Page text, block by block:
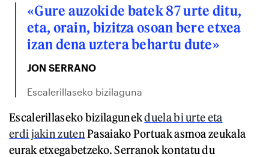
«Gure auzokide batek 87 urte ditu,
eta, orain, bizitza osoan bere etxea
izan dena uztera behartu dute»
JON SERRANO
Escalerillaseko bizilaguna
Escalerillaseko bizilagunekduela bi urte eta
erdi jakin zutenPasaiako Portuak asmoa zeukala
eurak etxegabetzeko. Serranok kontatu du